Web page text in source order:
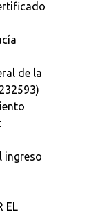
de la
ingreso
EL